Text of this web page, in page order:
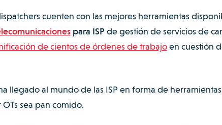
cuenten con las mejores herramientas
para ISPde gestión de servicios de
de cientos de órdenes de trabajoen cuestión
llegado al mundo de las ISP en forma de herramientas
sea pan comido.